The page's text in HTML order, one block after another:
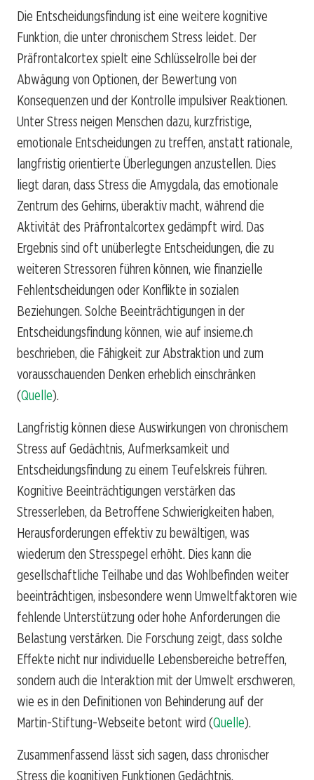
Die Entscheidungsfindung ist eine weitere kognitive
Funktion, die unter chronischem Stress leidet. Der
Präfrontalcortex spielt eine Schlüsselrolle bei der
Abwägung von Optionen, der Bewertung von
Konsequenzen und der Kontrolle impulsiver Reaktionen.
Unter Stress neigen Menschen dazu, kurzfristige,
emotionale Entscheidungen zu treffen, anstatt rationale,
langfristig orientierte Überlegungen anzustellen. Dies
liegt daran, dass Stress die Amygdala, das emotionale
Zentrum des Gehirns, überaktiv macht, während die
Aktivität des Präfrontalcortex gedämpft wird. Das
Ergebnis sind oft unüberlegte Entscheidungen, die zu
weiteren Stressoren führen können, wie finanzielle
Fehlentscheidungen oder Konflikte in sozialen
Beziehungen. Solche Beeinträchtigungen in der
Entscheidungsfindung können, wie auf insieme.ch
beschrieben, die Fähigkeit zur Abstraktion und zum
vorausschauenden Denken erheblich einschränken
(Quelle).
Langfristig können diese Auswirkungen von chronischem
Stress auf Gedächtnis, Aufmerksamkeit und
Entscheidungsfindung zu einem Teufelskreis führen.
Kognitive Beeinträchtigungen verstärken das
Stresserleben, da Betroffene Schwierigkeiten haben,
Herausforderungen effektiv zu bewältigen, was
wiederum den Stresspegel erhöht. Dies kann die
gesellschaftliche Teilhabe und das Wohlbefinden weiter
beeinträchtigen, insbesondere wenn Umweltfaktoren wie
fehlende Unterstützung oder hohe Anforderungen die
Belastung verstärken. Die Forschung zeigt, dass solche
Effekte nicht nur individuelle Lebensbereiche betreffen,
sondern auch die Interaktion mit der Umwelt erschweren,
wie es in den Definitionen von Behinderung auf der
Martin-Stiftung-Webseite betont wird (Quelle).
Zusammenfassend lässt sich sagen, dass chronischer
Stress die kognitiven Funktionen Gedächtnis,